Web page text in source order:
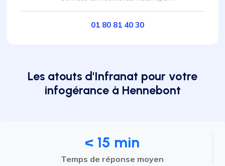
01 80 81 40 30
Les atouts d'Infranat pour votre
infogérance à Hennebont
< 15 min
Temps de réponse moyen